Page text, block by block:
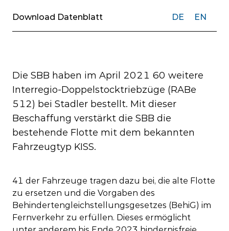
Download Datenblatt DE EN
Die SBB haben im April 2021 60 weitere
Interregio-Doppelstocktriebzüge (RABe
512) bei Stadler bestellt. Mit dieser
Beschaffung verstärkt die SBB die
bestehende Flotte mit dem bekannten
Fahrzeugtyp KISS.
41 der Fahrzeuge tragen dazu bei, die alte Flotte
zu ersetzen und die Vorgaben des
Behindertengleichstellungsgesetzes (BehiG) im
Fernverkehr zu erfüllen. Dieses ermöglicht